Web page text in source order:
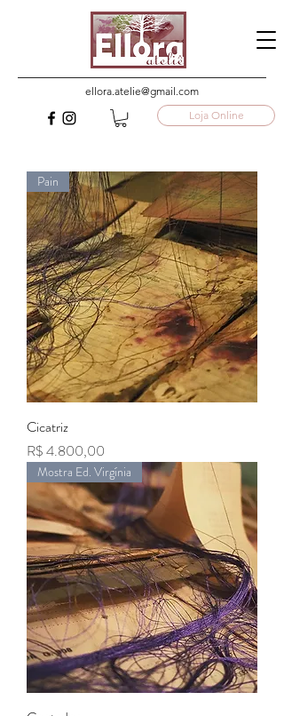
ellora.atelie@gmail.com
Loja Online
Pain
Cicatriz
Preço
R$ 4.800,00
Mostra Ed. Virgínia